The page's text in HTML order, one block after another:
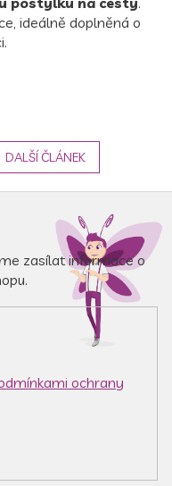
ideálně doplněná o
DALŠÍ ČLÁNEK
zasílat informace o
ochrany